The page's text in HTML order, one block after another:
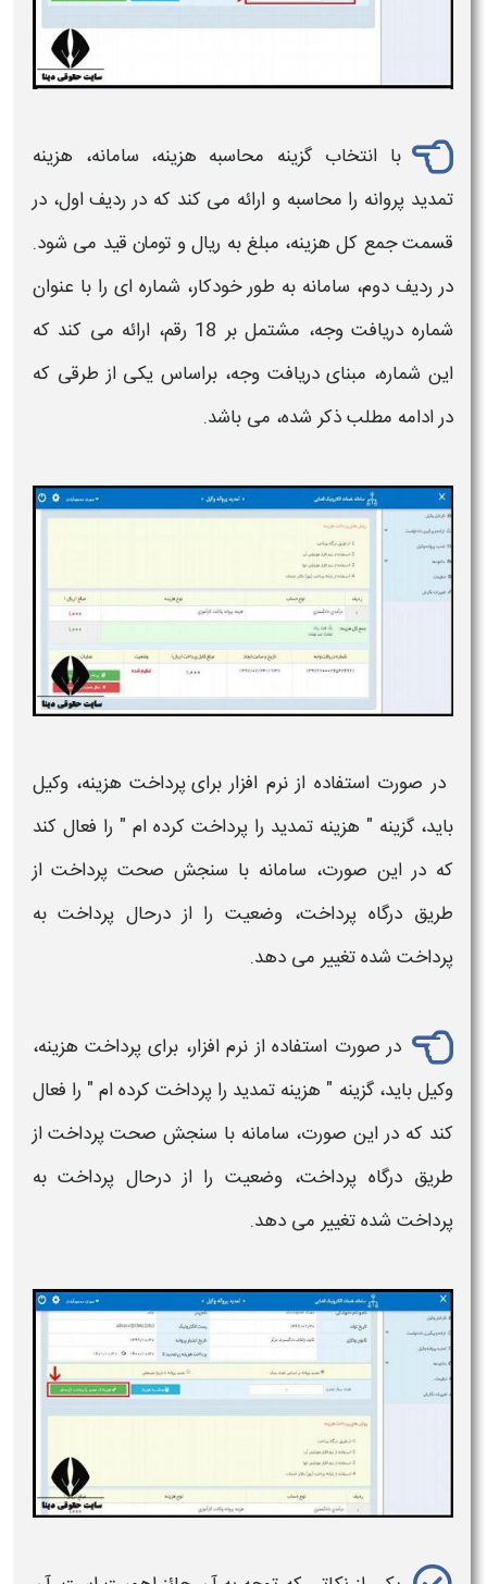
با انتخاب گزینه محاسبه هزینه، سامانه، هزینه
تمدید پروانه را محاسبه و ارائه می کند که در ردیف اول، در
قسمت جمع کل هزینه، مبلغ به ریال و تومان قید می شود.
در ردیف دوم، سامانه به طور خودکار، شماره ای را با عنوان
شماره دریافت وجه، مشتمل بر 18 رقم، ارائه می کند که
این شماره، مبنای دریافت وجه، براساس یکی از طرقی که
در ادامه مطلب ذکر شده، می باشد.
در صورت استفاده از نرم افزار برایپرداخت هزینه، وکیل
باید، گزینه " هزینه تمدید را پرداخت کرده ام " را فعال کند
که در این صورت، سامانه با سنجش صحت پرداخت از
طریق درگاه پرداخت، وضعیت را از درحال پرداخت به
پرداخت شده تغییر می دهد.
در صورت استفاده از نرم افزار، برای پرداخت هزینه،
وکیل باید، گزینه " هزینه تمدید را پرداخت کرده ام " را فعال
کند که در این صورت، سامانه با سنجش صحتپرداختاز
طریق درگاه پرداخت، وضعیت را از درحال پرداخت به
پرداخت شده تغییر می دهد.